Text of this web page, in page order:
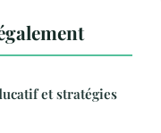
et stratégies